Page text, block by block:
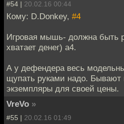
#54 | 20.02.16 00:44
Кому: D.Donkey, #4
Игровая мышь- должна быть
хватает денег) а4.
А у дефендера весь
щупать руками надо. Бывают
экземпляры для своей цены.
VreVo »
#55 | 20.02.16 01:49